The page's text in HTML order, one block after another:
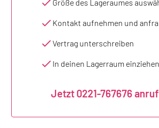
Größe des Lageraumes
Kontakt aufnehmen und
Vertrag unterschreiben
In deinen Lagerraum einziehen
Jetzt 0221-767676